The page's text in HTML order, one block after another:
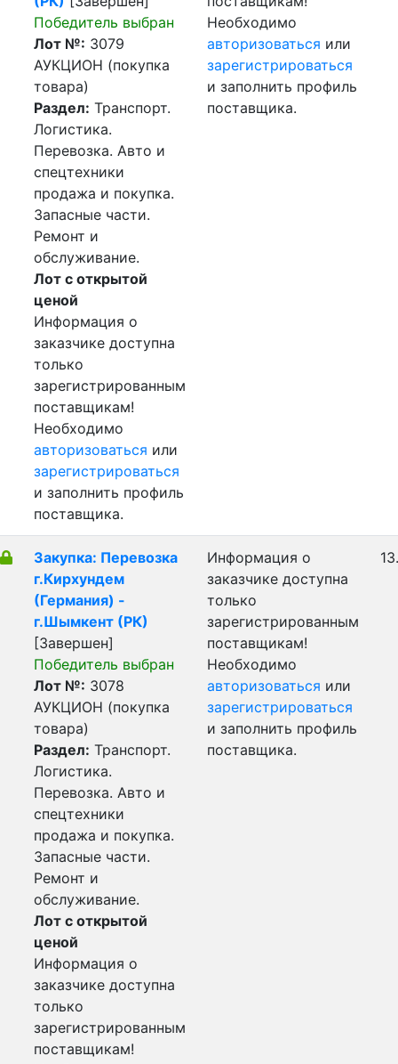
Победитель выбран
Лот №: 3079
АУКЦИОН (покупка
товара)
Раздел: Транспорт.
Логистика.
Перевозка. Авто и
спецтехники
продажа и покупка.
Запасные части.
Ремонт и
обслуживание.
Лот с открытой
ценой
Информация о
заказчике доступна
только
зарегистрированным
поставщикам!
Необходимо
авторизоваться или
зарегистрироваться
и заполнить профиль
поставщика.
Необходимо
авторизоваться или
зарегистрироваться
и заполнить профиль
поставщика.
Закупка: Перевозка
г.Кирхундем
(Германия) -
г.Шымкент (РК)
[Завершен]
Победитель выбран
Лот №: 3078
АУКЦИОН (покупка
товара)
Раздел: Транспорт.
Логистика.
Перевозка. Авто и
спецтехники
продажа и покупка.
Запасные части.
Ремонт и
обслуживание.
Лот с открытой
ценой
Информация о
заказчике доступна
только
зарегистрированным
поставщикам!
Информация о
заказчике доступна
только
зарегистрированным
поставщикам!
Необходимо
авторизоваться или
зарегистрироваться
и заполнить профиль
поставщика.